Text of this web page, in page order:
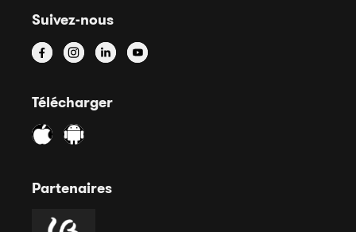
Suivez-nous
Télécharger
Partenaires